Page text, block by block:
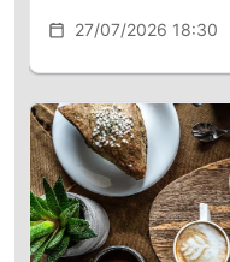
27/07/2026 18:30